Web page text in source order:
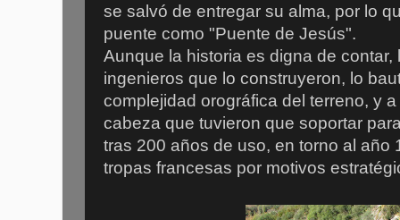
se salvó de entregar su alma, por lo
puente como "Puente de Jesús".
Aunque la historia es digna de
ingenieros que lo construyeron, lo
complejidad orográfica del terreno, y
cabeza que tuvieron que soportar
tras 200 años de uso, en torno al año
tropas francesas por motivos